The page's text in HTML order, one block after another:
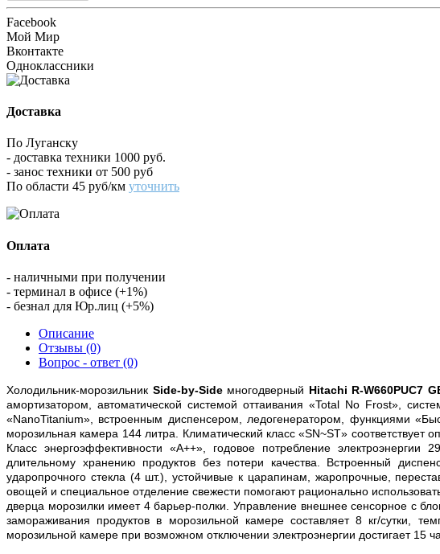
Facebook
Мой Мир
Вконтакте
Одноклассники
Доставка
По Луганску
- доставка техники 1000 руб.
- занос техники от 500 руб
По области 45 руб/км уточнить
Оплата
- наличными при получении
- терминал в офисе (+1%)
- безнал для Юр.лиц (+5%)
Описание
Отзывы (0)
Вопрос - ответ (0)
Холодильник-морозильник Side-by-Sideмногодверный Hitachi R-W660PUC7
амортизатором, автоматической системой оттаивания «Total No Frost»,
«NanoTitanium», встроенным диспенсером, ледогенератором, функциями
морозильная камера 144 литра. Климатический класс «SN~ST»
Класс энергоэффективности «А++», годовое потребление
длительному хранению продуктов без потери качества. Встроенный
ударопрочного стекла (4 шт.), устойчивые к царапинам, жаропрочные,
овощей и специальное отделение свежести помогают рационально
дверца морозилки имеет 4 барьер-полки. Управление внешнее сенсорное с
замораживания продуктов в морозильной камере составляет 8 кг/сутки,
морозильной камере при возможном отключении электроэнергии достигает 15